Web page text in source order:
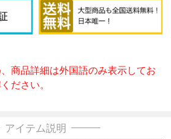
商品詳細は外国語のみ表示してお
ださい。
アイテム説明